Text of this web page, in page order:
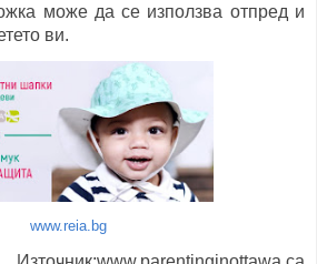
може да се използва отпред и
ви.
www.reia.bg